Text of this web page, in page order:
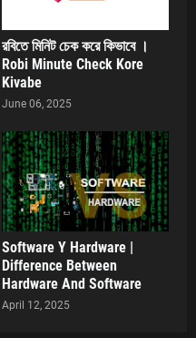
রবিতে মিনিট চেক করে কিভাবে ।
Robi Minute Check Kore
Kivabe
June 06, 2025
Software Y Hardware |
Difference Between
Hardware And Software
April 12, 2025